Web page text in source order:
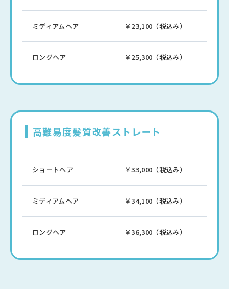
ミディアムヘア ￥23,100（税込み）
ロングヘア ￥25,300（税込み）
高難易度髪質改善ストレート
ショートヘア ￥33,000（税込み）
ミディアムヘア ￥34,100（税込み）
ロングヘア ￥36,300（税込み）